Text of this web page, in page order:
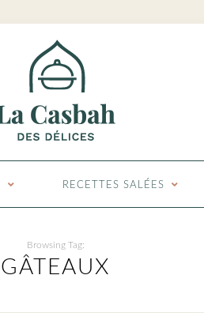
RECETTES SALÉES
Browsing Tag:
GÂTEAUX